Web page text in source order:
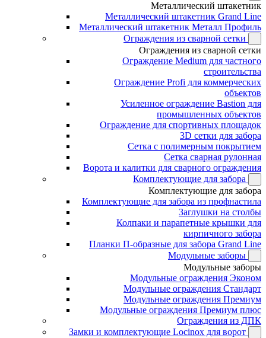
Металлический штакетник
Металлический штакетник Grand Line
Металлический штакетник Металл Профиль
Ограждения из сварной сетки
Ограждения из сварной сетки
Ограждение Medium для частного
строительства
Ограждение Profi для коммерческих
объектов
Усиленное ограждение Bastion для
промышленных объектов
Ограждение для спортивных площадок
3D сетки для забора
Сетка с полимерным покрытием
Сетка сварная рулонная
Ворота и калитки для сварного ограждения
Комплектующие для забора
Комплектующие для забора
Комплектующие для забора из профнастила
Заглушки на столбы
Колпаки и парапетные крышки для
кирпичного забора
Планки П-образные для забора Grand Line
Модульные заборы
Модульные заборы
Модульные ограждения Эконом
Модульные ограждения Стандарт
Модульные ограждения Премиум
Модульные ограждения Премиум плюс
Ограждения из ДПК
Замки и комплектующие Locinox для ворот